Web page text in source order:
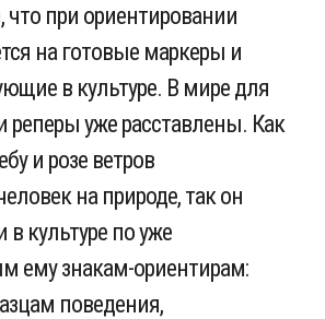
что при ориентировании
на готовые маркеры и
в культуре. В мире для
реперы уже расставлены. Как
и розе ветров
на природе, так он
в культуре по уже
ему знакам-ориентирам:
поведения,